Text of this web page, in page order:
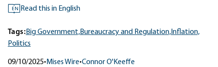
EN Read this in English
Tags:Big Government,Bureaucracy and Regulation, Inflation,
Politics
09/10/2025• Mises Wire•Connor O'Keeffe